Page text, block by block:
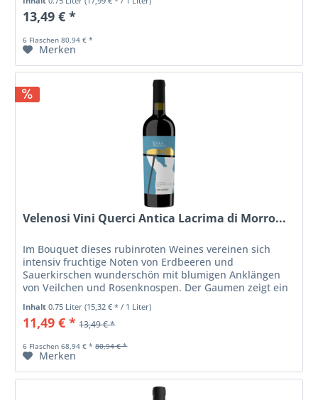
13,49 € *
6 Flaschen 80,94 € *
Merken
Velenosi Vini Querci Antica Lacrima di Morro...
Im Bouquet dieses rubinroten Weines vereinen sich
intensiv fruchtige Noten von Erdbeeren und
Sauerkirschen wunderschön mit blumigen Anklängen
von Veilchen und Rosenknospen. Der Gaumen zeigt ein
sanftes Tannin sowie einen leichten...
Inhalt0.75 Liter(15,32 € * / 1 Liter)
11,49 € * 13,49 € *
6 Flaschen 68,94 € * 80,94 € *
Merken